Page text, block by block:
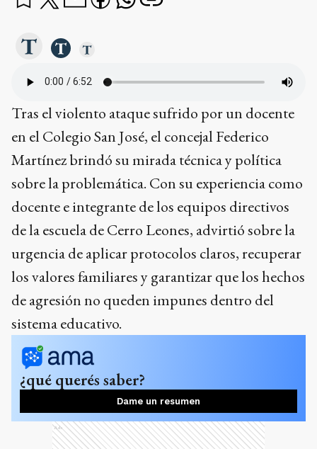
Tras el violento ataque sufrido por un docente
en el Colegio San José, el concejal Federico
Martínez brindó su mirada técnica y política
sobre la problemática. Con su experiencia como
docente e integrante de los equipos directivos
de la escuela de Cerro Leones, advirtió sobre la
urgencia de aplicar protocolos claros, recuperar
los valores familiares y garantizar que los hechos
de agresión no queden impunes dentro del
sistema educativo.
¿qué querés saber?
Dame un resumen
Ads